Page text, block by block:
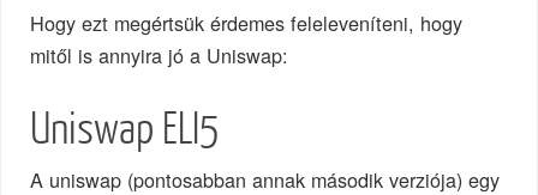
Hogy ezt megértsük érdemes feleleveníteni, hogy
mitől is annyira jó a Uniswap:
Uniswap ELI5
A uniswap (pontosabban annak második verziója) egy